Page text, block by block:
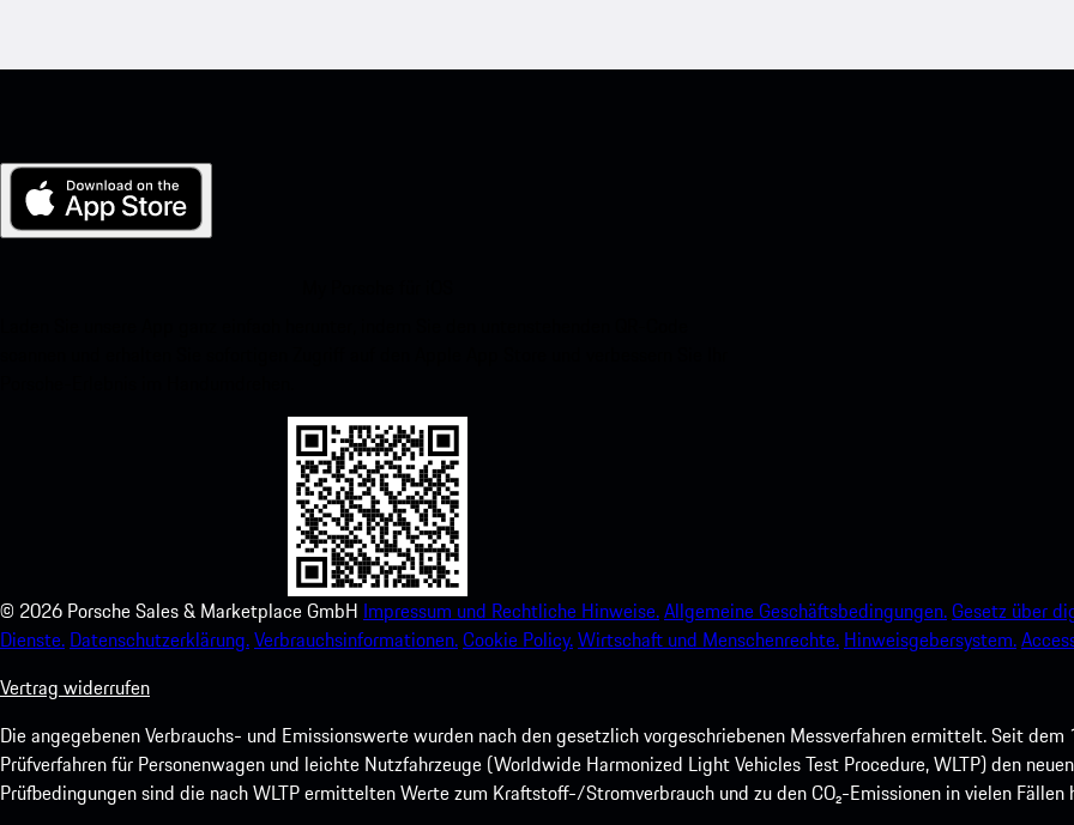
© 2026 Porsche Sales & Marketplace GmbH Impressum und Rechtliche Hinweise.Allgemeine Geschäftsbedingungen.Gesetz über
Dienste. Datenschutzerklärung.Verbrauchsinformationen.Cookie Policy.Wirtschaft und Menschenrechte. Hinweisgebersystem.
Vertrag widerrufen
Die angegebenen Verbrauchs- und Emissionswerte wurden nach den gesetzlich vorgeschriebenen Messverfahren ermittelt. Seit
Prüfverfahren für Personenwagen und leichte Nutzfahrzeuge (Worldwide Harmonized Light Vehicles Test Procedure, WLTP) den
Prüfbedingungen sind die nach WLTP ermittelten Werte zum Kraftstoff-/Stromverbrauch und zu den CO₂-Emissionen in vielen